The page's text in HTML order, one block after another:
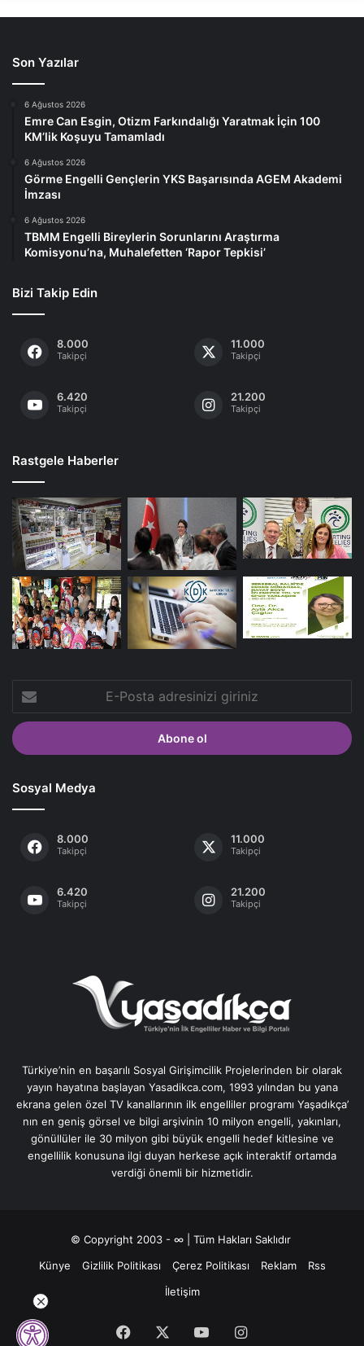
Son Yazılar
6 Ağustos 2026
Emre Can Esgin, Otizm Farkındalığı Yaratmak İçin 100
KM’lik Koşuyu Tamamladı
6 Ağustos 2026
Görme Engelli Gençlerin YKS Başarısında AGEM Akademi
İmzası
6 Ağustos 2026
TBMM Engelli Bireylerin Sorunlarını Araştırma
Komisyonu’na, Muhalefetten ‘Rapor Tepkisi’
Bizi Takip Edin
8.000
Takipçi
11.000
Takipçi
6.420
Takipçi
21.200
Takipçi
Rastgele Haberler
Posta
adresinizi
giriniz
Sosyal Medya
8.000
Takipçi
11.000
Takipçi
6.420
Takipçi
21.200
Takipçi
Türkiye’nin en başarılı Sosyal Girişimcilik Projelerinden bir olarak
yayın hayatına başlayan Yasadikca.com, 1993 yılından bu yana
ekrana gelen özel TV kanallarının ilk engelliler programı Yaşadıkça’
nın en geniş görsel ve bilgi arşivinin 10 milyon engelli, yakınları,
gönüllüler ile 30 milyon gibi büyük engelli hedef kitlesine ve
engellilik konusuna ilgi duyan herkese açık interaktif ortamda
verdiği önemli bir hizmetidir.
© Copyright 2003 - ∞ | Tüm Hakları Saklıdır
Künye
Gizlilik Politikası Çerez Politikası Reklam
Rss
İletişim
Facebook YouTubeInstagram